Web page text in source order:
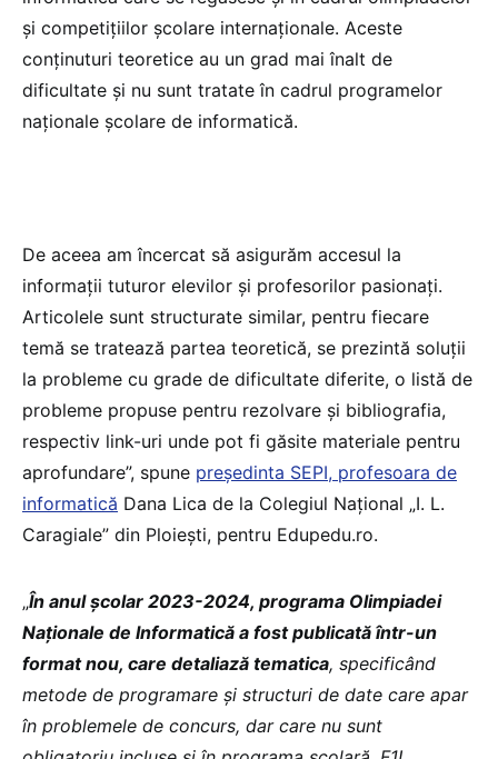
și competițiilor școlare internaționale. Aceste
conținuturi teoretice au un grad mai înalt de
dificultate și nu sunt tratate în cadrul programelor
naționale școlare de informatică.
De aceea am încercat să asigurăm accesul la
informații tuturor elevilor și profesorilor pasionați.
Articolele sunt structurate similar, pentru fiecare
temă se tratează partea teoretică, se prezintă soluții
la probleme cu grade de dificultate diferite, o listă de
probleme propuse pentru rezolvare și bibliografia,
respectiv link-uri unde pot fi găsite materiale pentru
aprofundare”, spune președinta SEPI, profesoara de
informatică Dana Lica de la Colegiul Național „I. L.
Caragiale” din Ploiești, pentru Edupedu.ro.
„În anul școlar 2023-2024, programa Olimpiadei
Naționale de Informatică a fost publicată într-un
format nou, care detaliază tematica, specificând
metode de programare și structuri de date care apar
în problemele de concurs, dar care nu sunt